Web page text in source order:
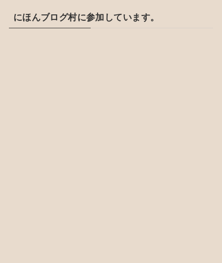
にほんブログ村に参加しています。